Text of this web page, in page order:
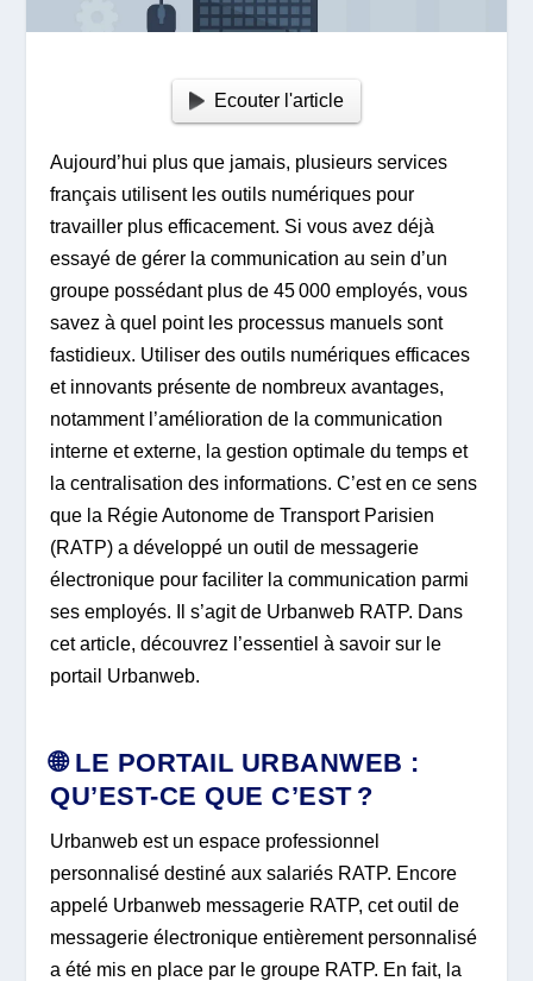
Ecouter l'article
Aujourd’hui plus que jamais, plusieurs services
français utilisent les outils numériques pour
travailler plus efficacement. Si vous avez déjà
essayé de gérer la communication au sein d’un
groupe possédant plus de 45 000 employés, vous
savez à quel point les processus manuels sont
fastidieux. Utiliser des outils numériques efficaces
et innovants présente de nombreux avantages,
notamment l’amélioration de la communication
interne et externe, la gestion optimale du temps et
la centralisation des informations. C’est en ce sens
que la Régie Autonome de Transport Parisien
(RATP) a développé un outil de messagerie
électronique pour faciliter la communication parmi
ses employés. Il s’agit de Urbanweb RATP. Dans
cet article, découvrez l’essentiel à savoir sur le
portail Urbanweb.
🌐 LE PORTAIL URBANWEB :
QU’EST-CE QUE C’EST ?
Urbanweb est un espace professionnel
personnalisé destiné aux salariés RATP. Encore
appelé Urbanweb messagerie RATP, cet outil de
messagerie électronique entièrement personnalisé
a été mis en place par le groupe RATP. En fait, la